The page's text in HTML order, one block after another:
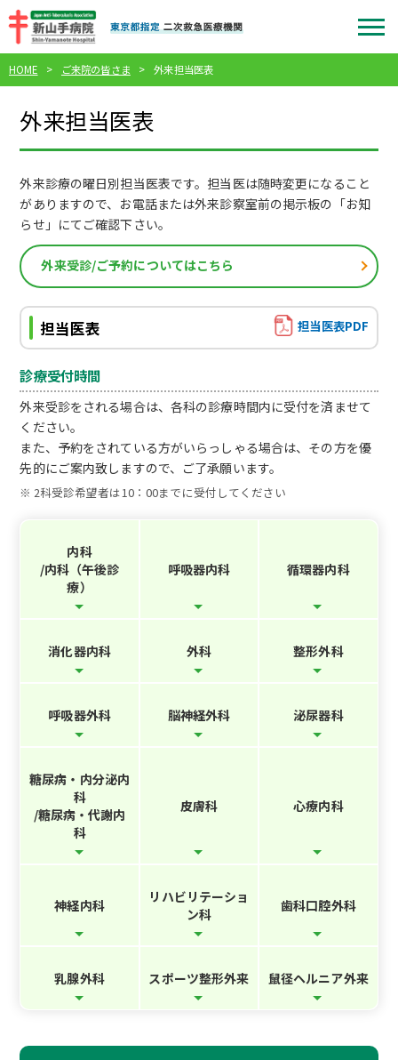
HOME ご来院の皆さま 外来担当医表
外来担当医表
外来診療の曜日別担当医表です。担当医は随時変更になること
がありますので、お電話または外来診察室前の掲示板の「お知
らせ」にてご確認下さい。
外来受診/ご予約についてはこちら
担当医表 担当医表PDF
診療受付時間
外来受診をされる場合は、各科の診療時間内に受付を済ませて
ください。
また、予約をされている方がいらっしゃる場合は、その方を優
先的にご案内致しますので、ご了承願います。
※ 2科受診希望者は10：00までに受付してください
内科
/内科（午後診
療）
呼吸器内科 循環器内科
消化器内科 外科 整形外科
呼吸器外科 脳神経外科 泌尿器科
糖尿病・内分泌内
科
/糖尿病・代謝内
科
皮膚科 心療内科
神経内科
リハビリテーショ
ン科
歯科口腔外科
乳腺外科 スポーツ整形外来 鼠径ヘルニア外来